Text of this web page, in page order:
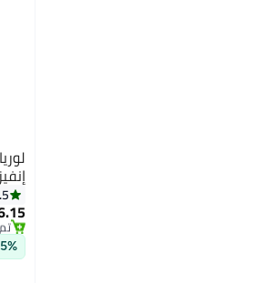
باقي 1
تم
15% رصيد